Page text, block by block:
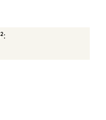
2 :